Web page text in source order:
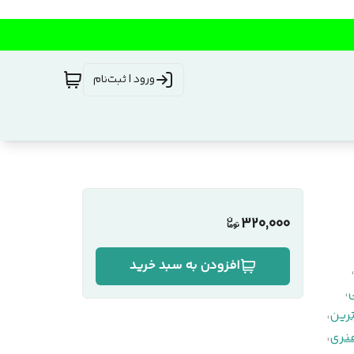
ورود | ثبت‌نام
،
،
،
،
320,000
افزودن به سبد خرید